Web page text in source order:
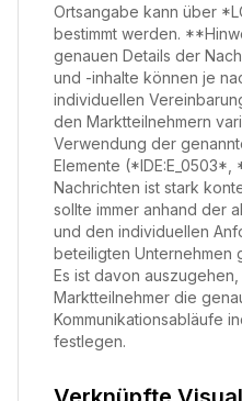
Ortsangabe kann über
bestimmt werden.
genauen Details der
und -inhalte können je
individuellen
den Marktteilnehmern
Verwendung der
Elemente (*IDE:E_0503*,
Nachrichten ist stark
sollte immer anhand der
und den individuellen
beteiligten Unternehmen
Es ist davon
Marktteilnehmer die
Kommunikationsabläufe
festlegen.